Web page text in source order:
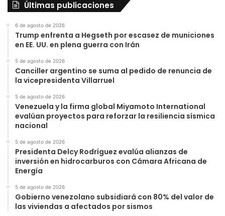
Últimas publicaciones
6 de agosto de 2026
Trump enfrenta a Hegseth por escasez de municiones
en EE. UU. en plena guerra con Irán
5 de agosto de 2026
Canciller argentino se suma al pedido de renuncia de
la vicepresidenta Villarruel
5 de agosto de 2026
Venezuela y la firma global Miyamoto International
evalúan proyectos para reforzar la resiliencia sísmica
nacional
5 de agosto de 2026
Presidenta Delcy Rodríguez evalúa alianzas de
inversión en hidrocarburos con Cámara Africana de
Energía
5 de agosto de 2026
Gobierno venezolano subsidiará con 80% del valor de
las viviendas a afectados por sismos